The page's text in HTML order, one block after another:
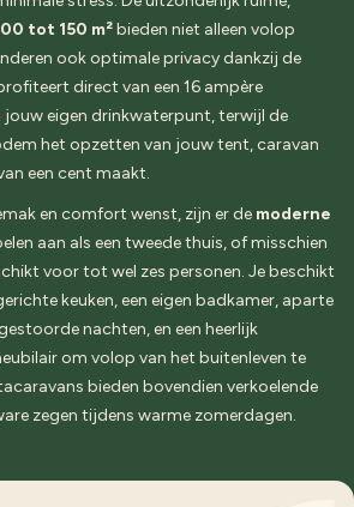
tot 150 m²bieden niet alleen volop
ook optimale privacy dankzij de
direct van een 16 ampère
eigen drinkwaterpunt, terwijl de
het opzetten van jouw tent, caravan
een cent maakt.
en comfort wenst, zijn er de moderne
aan als een tweede thuis, of misschien
voor tot wel zes personen. Je beschikt
keuken, een eigen badkamer, aparte
nachten, en een heerlijk
om volop van het buitenleven te
bieden bovendien verkoelende
zegen tijdens warme zomerdagen.